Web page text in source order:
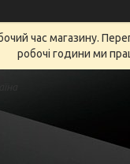
час магазину.
робочі години ми